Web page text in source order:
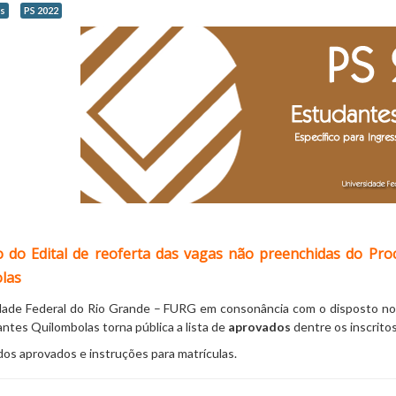
PS 2022
do Edital de reoferta das vagas não preenchidas do
Federal do Rio Grande – FURG em consonância com o disposto
Quilombolas torna pública a lista de aprovados dentre os
aprovados e instruções para matrículas.